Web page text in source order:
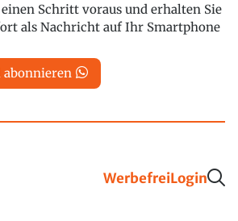
Schritt voraus und erhalten Sie
als Nachricht auf Ihr Smartphone
abonnieren
WerbefreiLogin